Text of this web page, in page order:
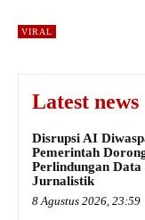
VIRAL
Latest news
Disrupsi AI
Pemerintah
Perlindungan
Jurnalistik
8 Agustus 2026, 23:59